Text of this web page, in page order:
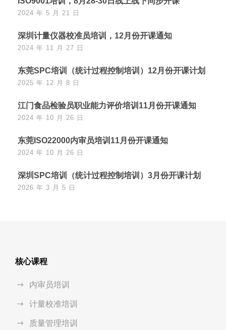
2024 年 5 月 21 日
深圳计量仪器校准员培训，12月份开课通知
2024 年 11 月 27 日
东莞SPC培训（统计过程控制培训）12月份开课计划
2025 年 12 月 8 日
江门食品检验员职业能力评价培训11月份开课通知
2024 年 10 月 26 日
东莞ISO22000内审员培训11月份开课通知
2024 年 10 月 26 日
深圳SPC培训（统计过程控制培训）3月份开课计划
2026 年 3 月 5 日
核心课程
内审员培训
计量校准培训
质量管理培训